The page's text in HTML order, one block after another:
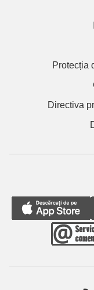
Protecția
Directiva